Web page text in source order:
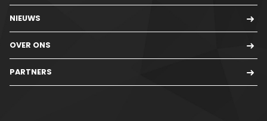
NIEUWS
OVER ONS
PARTNERS